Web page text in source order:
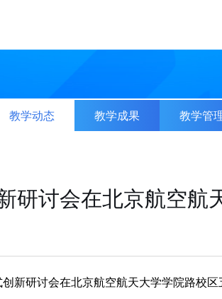
教学动态 教学成果 教学管
研讨会在北京航空航
新研讨会在北京航空航天大学学院路校